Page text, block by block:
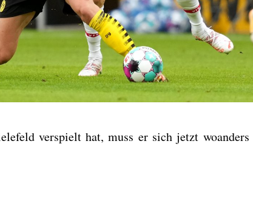
ver­spielt hat, muss er sich jetzt